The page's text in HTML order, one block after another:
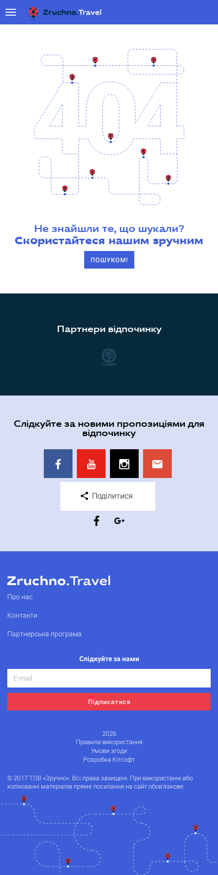
Не знайшли те, що шукали?
Скористайтеся нашим зручним
ПОШУКОМ!
Партнери відпочинку
Слідкуйте за новими пропозиціями для
відпочинку
Поділитися
Про нас
Контакти
Партнерська програма
Слідкуйте за нами
Підписатися
2026
Правила використання
Умови згоди
Розробка Кітсофт
© 2017 ТОВ «Зручно». Всі права захищені. При використанні або
копіюванні матеріалів пряме посилання на сайт обов'язкове.